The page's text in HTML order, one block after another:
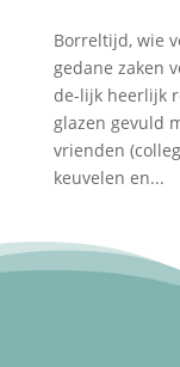
Borreltijd, wie
gedane zaken
de-lijk heerlijk
glazen gevuld
vrienden
keuvelen en...